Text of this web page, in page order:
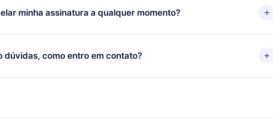
em 3 línguas (Inglês, espanhol e português) que você pode ler ou
momento através do nosso aplicativo disponível para iOS, Android e
minha assinatura a qualquer momento?
por não renovar sua assinatura do 12min, você pode cancelar a
e o próximo ciclo de cobrança não ocorrerá.
dúvidas, como entro em contato?
para entrar em contato porsupport@12min.com.